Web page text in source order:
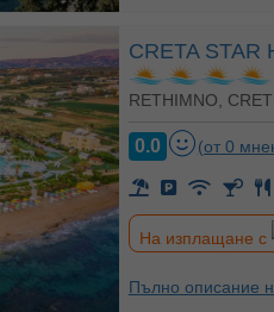
CRETA STAR
RETHIMNO,
0.0 (от 0
На изплащане с
Пълно описание